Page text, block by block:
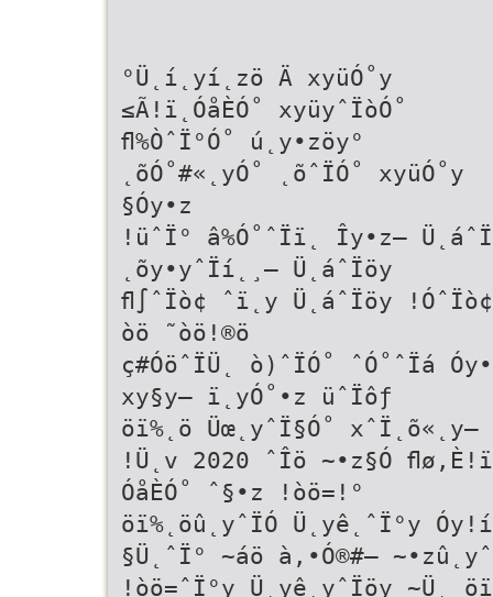
°Ü˛í˛yí˛zö Ä xyüÓ˚y
≤Ã!ï˛ÓåÈÓ˚ xyüyˆÏòÓ˚
ﬂ%ÒˆÏ°Ó˚ ú˛y•zöy°
˛õÓ˚#«˛yÓ˚ ˛õˆÏÓ˚ xyüÓ˚y
§Óy•z
!üˆÏ° â%Ó˚ˆÏï˛ Îy•z–
˛õy•yˆÏí˛¸– Ü˛áˆÏöy
ﬂ∫ˆÏò¢ ˆï˛y Ü˛áˆÏöy
òö ˜òö!®ö
ç#ÓöˆÏÜ˛ ò)ˆÏÓ˚ ˆÓ˚ˆÏá
xy§y– ï˛yÓ˚•z üˆÏôƒ
öï%˛ö Üœ˛yˆÏ§Ó˚ xˆÏ˛õ«˛y–
!Ü˛v 2020 ˆÎö ~•z§Ó
ÓåÈÓ˚ ˆ§•z !òö=!°
öï%˛öû˛yˆÏÓ Ü˛yê˛ˆÏ°y
§Ü˛ˆÏ° ~áö à,•Ó®#–
!òö=ˆÏ°y Ü˛yê˛yˆÏöy ~Ü˛